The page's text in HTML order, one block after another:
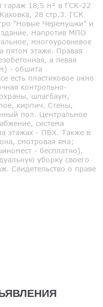
гараж 18,5 м² в ГСК-22
28 стр.3. ГСК
"Новые Черемушки" и
здание. Напротив МПО
многоуровневое
пятом этаже. Правая
а левая
- обшита
есть пластиковое окно
контрольно-
шлагбаум,
кирпич. Стены,
пол. Центральное
система
этажах - ПВХ. Также в
смотровая яма;
- бесплатно),
уборку своего
Свидетельство о праве